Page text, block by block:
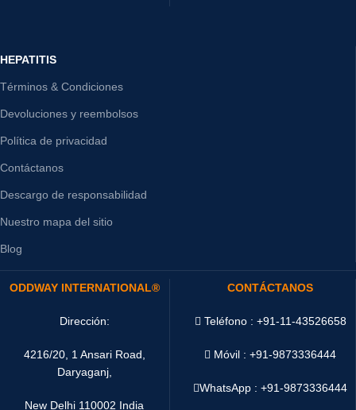
HEPATITIS
Términos & Condiciones
Devoluciones y reembolsos
Política de privacidad
Contáctanos
Descargo de responsabilidad
Nuestro mapa del sitio
Blog
ODDWAY INTERNATIONAL®
Dirección:
4216/20, 1 Ansari Road,
Daryaganj,
New Delhi 110002 India
CONTÁCTANOS
Teléfono : +91-11-43526658
Móvil : +91-9873336444
WhatsApp :+91-9873336444